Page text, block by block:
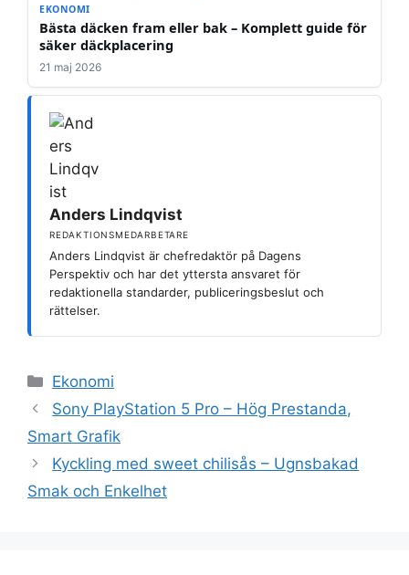
EKONOMI
Bästa däcken fram eller bak – Komplett guide för
säker däckplacering
21 maj 2026
Anders Lindqvist
REDAKTIONSMEDARBETARE
Anders Lindqvist är chefredaktör på Dagens
Perspektiv och har det yttersta ansvaret för
redaktionella standarder, publiceringsbeslut och
rättelser.
Kategorier
Ekonomi
Sony PlayStation 5 Pro – Hög Prestanda,
Smart Grafik
Kyckling med sweet chilisås – Ugnsbakad
Smak och Enkelhet